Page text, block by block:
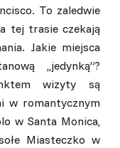
To zaledwie
tej trasie czekają
Jakie miejsca
,,jedynką”?
wizyty są
w romantycznym
w Santa Monica,
Miasteczko w